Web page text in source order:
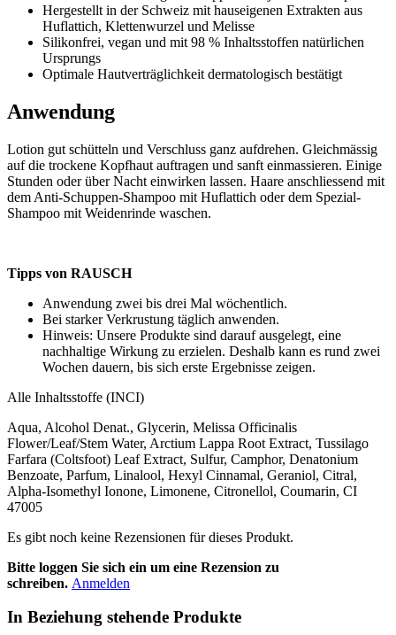
Hergestellt in der Schweiz mit hauseigenen Extrakten aus
Huflattich, Klettenwurzel und Melisse
Silikonfrei, vegan und mit 98 % Inhaltsstoffen natürlichen
Ursprungs
Optimale Hautverträglichkeit dermatologisch bestätigt
Anwendung
Lotion gut schütteln und Verschluss ganz aufdrehen. Gleichmässig
auf die trockene Kopfhaut auftragen und sanft einmassieren. Einige
Stunden oder über Nacht einwirken lassen. Haare anschliessend mit
dem Anti-Schuppen-Shampoo mit Huflattich oder dem Spezial-
Shampoo mit Weidenrinde waschen.
Tipps von RAUSCH
Anwendung zwei bis drei Mal wöchentlich.
Bei starker Verkrustung täglich anwenden.
Hinweis: Unsere Produkte sind darauf ausgelegt, eine
nachhaltige Wirkung zu erzielen. Deshalb kann es rund zwei
Wochen dauern, bis sich erste Ergebnisse zeigen.
Alle Inhaltsstoffe (INCI)
Aqua, Alcohol Denat., Glycerin, Melissa Officinalis
Flower/Leaf/Stem Water, Arctium Lappa Root Extract, Tussilago
Farfara (Coltsfoot) Leaf Extract, Sulfur, Camphor, Denatonium
Benzoate, Parfum, Linalool, Hexyl Cinnamal, Geraniol, Citral,
Alpha-Isomethyl Ionone, Limonene, Citronellol, Coumarin, CI
47005
Es gibt noch keine Rezensionen für dieses Produkt.
Bitte loggen Sie sich ein um eine Rezension zu
schreiben. Anmelden
In Beziehung stehende Produkte